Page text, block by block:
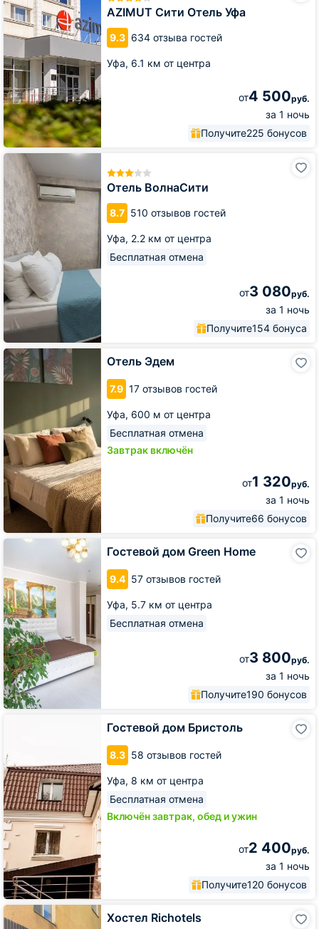
AZIMUT Сити Отель Уфа
9.3 634 отзыва гостей
Уфа, 6.1 км от центра
от4 500руб.
за 1 ночь
Получите225 бонусов
Отель
Уфа
Отель ВолнаСити
8.7 510 отзывов гостей
Уфа, 2.2 км от центра
Бесплатная отмена
от3 080руб.
за 1 ночь
Получите154 бонуса
Отель
ВолнаСити
Отель Эдем
7.9 17 отзывов гостей
Уфа, 600 м от центра
Бесплатная отмена
Завтрак включён
от1 320руб.
за 1 ночь
Получите66 бонусов
Отель
Эдем
Гостевой дом Green Home
9.4 57 отзывов гостей
Уфа, 5.7 км от центра
Бесплатная отмена
от3 800руб.
за 1 ночь
Получите190 бонусов
Гостевой
Green
Home
Гостевой дом Бристоль
8.3 58 отзывов гостей
Уфа, 8 км от центра
Бесплатная отмена
Включён завтрак, обед и ужин
от2 400руб.
за 1 ночь
Получите120 бонусов
Хостел Richotels
Хостел
Richotels